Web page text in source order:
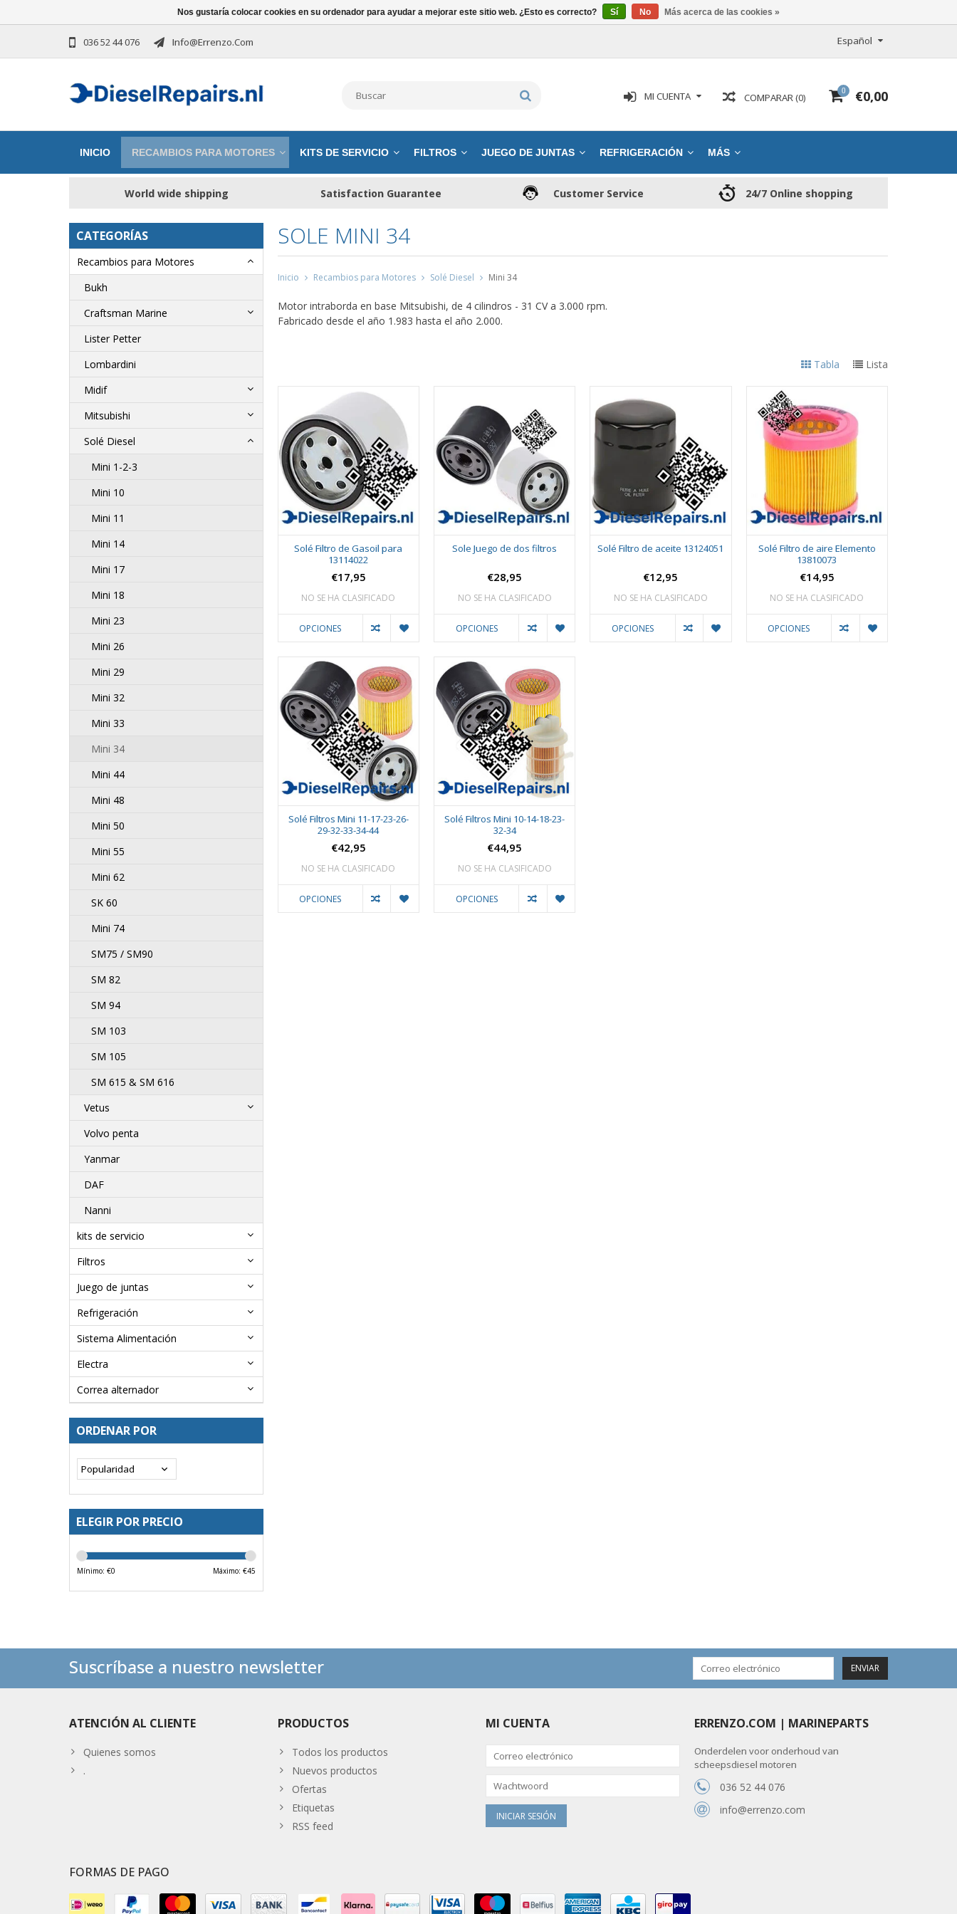
036 52 44 076 Info@errenzo.com Español
0 €0,00
COMPARAR (0)
MI CUENTA
INICIO RECAMBIOS PARA MOTORES KITS DE SERVICIO FILTROS JUEGO DE JUNTAS REFRIGERACIÓN MÁS
World wide shipping Satisfaction Guarantee Customer Service 24/7 Online shopping
CATEGORÍAS
Recambios para Motores
Bukh
Craftsman Marine
Lister Petter
Lombardini
Midif
Mitsubishi
Solé Diesel
Mini 1-2-3
Mini 10
Mini 11
Mini 14
Mini 17
Mini 18
Mini 23
Mini 26
Mini 29
Mini 32
Mini 33
Mini 34
Mini 44
Mini 48
Mini 50
Mini 55
Mini 62
SK 60
Mini 74
SM75 / SM90
SM 82
SM 94
SM 103
SM 105
SM 615 & SM 616
Vetus
Volvo penta
Yanmar
DAF
Nanni
kits de servicio
Filtros
Juego de juntas
Refrigeración
Sistema Alimentación
Electra
Correa alternador
ORDENAR POR
ELEGIR POR PRECIO
Mínimo: €0 Máximo: €45
SOLE MINI 34
Inicio Recambios para Motores Solé Diesel Mini 34
Motor intraborda en base Mitsubishi, de 4 cilindros - 31 CV a 3.000 rpm.
Fabricado desde el año 1.983 hasta el año 2.000.
Tabla Lista
Solé Filtro de Gasoil para
13114022
€17,95
NO SE HA CLASIFICADO
OPCIONES
Sole Juego de dos filtros
€28,95
NO SE HA CLASIFICADO
OPCIONES
Solé Filtro de aceite 13124051
€12,95
NO SE HA CLASIFICADO
OPCIONES
Solé Filtro de aire Elemento
13810073
€14,95
NO SE HA CLASIFICADO
OPCIONES
Solé Filtros Mini 11-17-23-26-
29-32-33-34-44
€42,95
NO SE HA CLASIFICADO
OPCIONES
Solé Filtros Mini 10-14-18-23-
32-34
€44,95
NO SE HA CLASIFICADO
OPCIONES
Suscríbase a nuestro newsletter ENVIAR
ATENCIÓN AL CLIENTE
Quienes somos
.
PRODUCTOS
Todos los productos
Nuevos productos
Ofertas
Etiquetas
RSS feed
MI CUENTA ERRENZO.COM | MARINEPARTS
Onderdelen voor onderhoud van
scheepsdiesel motoren
036 52 44 076
info@errenzo.com
FORMAS DE PAGO
Nos gustaría colocar cookies en su ordenador para ayudar a mejorar este sitio web. ¿Esto es correcto? Sí No Más acerca de las cookies »